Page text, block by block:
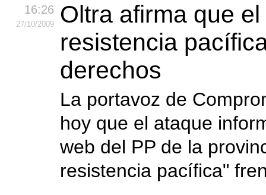
16:26
27/10/2009
Oltra afirma que
resistencia
derechos
La portavoz de
hoy que el ataque
web del PP de la
resistencia pacífica"